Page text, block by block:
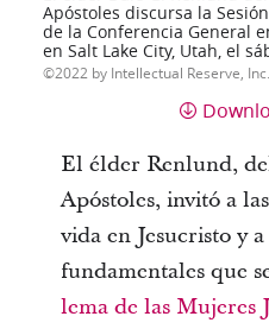
Apóstoles discursa la
de la Conferencia General
en Salt Lake City, Utah, el
2022 by Intellectual Reserve,
El élder Renlund,
Apóstoles, invitó a
vida en Jesucristo y
fundamentales que
lema de las Mujeres